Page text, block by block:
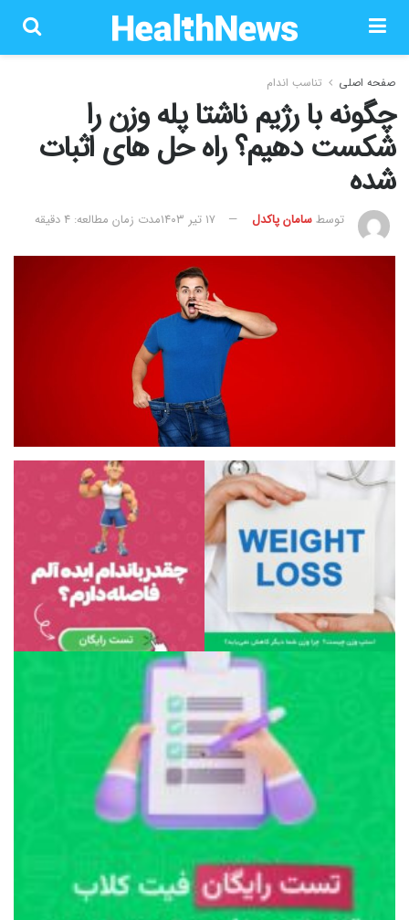
صفحه اصلی تناسب اندام
چگونه با رژیم ناشتا پله وزن را
شکست دهیم؟ راه حل های اثبات
شده
توسطسامان پاکدل ۱۷ تیر ۱۴۰۳ مدت زمان مطالعه: 4 دقیقه